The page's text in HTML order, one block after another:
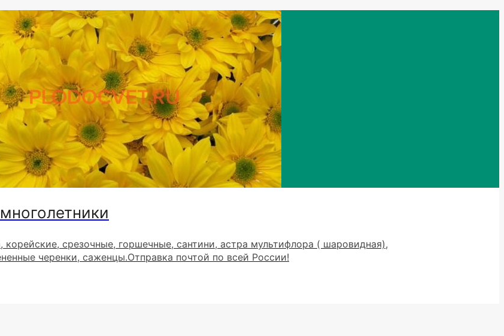
срезочные, горшечные, сантини, астра мультифлора ( шаровидная),
черенки, саженцы.Отправка почтой по всей России!